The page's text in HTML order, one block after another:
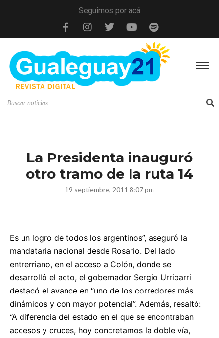
Seguimos por acá
La Presidenta inauguró
otro tramo de la ruta 14
19 septiembre, 2011 8:07 pm
Es un logro de todos los argentinos”, aseguró la
mandataria nacional desde Rosario. Del lado
entrerriano, en el acceso a Colón, donde se
desarrolló el acto, el gobernador Sergio Urribarri
destacó el avance en “uno de los corredores más
dinámicos y con mayor potencial”. Además, resaltó:
“A diferencia del estado en el que se encontraban
accesos y cruces, hoy concretamos la doble vía,